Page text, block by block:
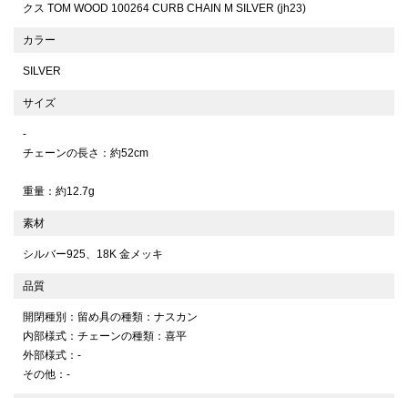
クス TOM WOOD 100264 CURB CHAIN M SILVER (jh23)
カラー
SILVER
サイズ
-
チェーンの長さ：約52cm
重量：約12.7g
素材
シルバー925、18K 金メッキ
品質
開閉種別：留め具の種類：ナスカン
内部様式：チェーンの種類：喜平
外部様式：-
その他：-